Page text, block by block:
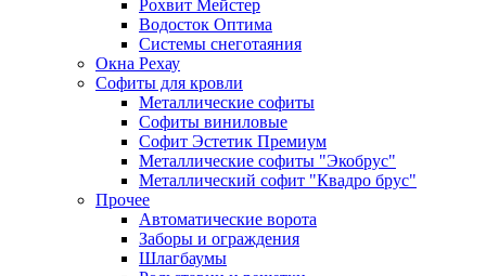
Рохвит Мейстер
Водосток Оптима
Системы снеготаяния
Окна Рехау
Софиты для кровли
Металлические софиты
Софиты виниловые
Софит Эстетик Премиум
Металлические софиты "Экобрус"
Металлический софит "Квадро брус"
Прочее
Автоматические ворота
Заборы и ограждения
Шлагбаумы